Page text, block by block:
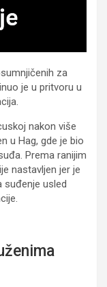
za
je u pritvoru u
nakon više
u Hag, gde je bio
Prema ranijim
nastavljen jer je
suđenje usled